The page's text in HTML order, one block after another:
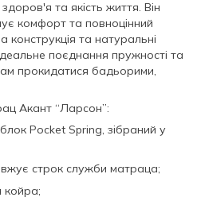
та якість життя. Він
комфорт та повноцінний
конструкція та натуральні
поєднання пружності та
прокидатися бадьорими,
Акант “Ларсон”:
Pocket Spring, зібраний у
строк служби матраца;
койра;